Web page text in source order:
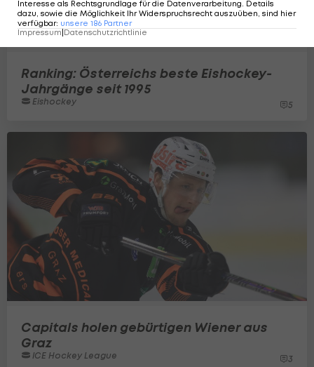
Ranking: Österreichs beste Eishockey-
Jahrgänge seit 1995
Eishockey 5
Capitals holen gebürtigen Wiener aus
Graz
ICE Hockey League 3
Interesse als Rechtsgrundlage für die Datenverarbeitung. Details
dazu, sowie die Möglichkeit Ihr Widerspruchsrecht auszuüben, sind hier
verfügbar: unsere 186 Partner
Impressum|Datenschutzrichtlinie